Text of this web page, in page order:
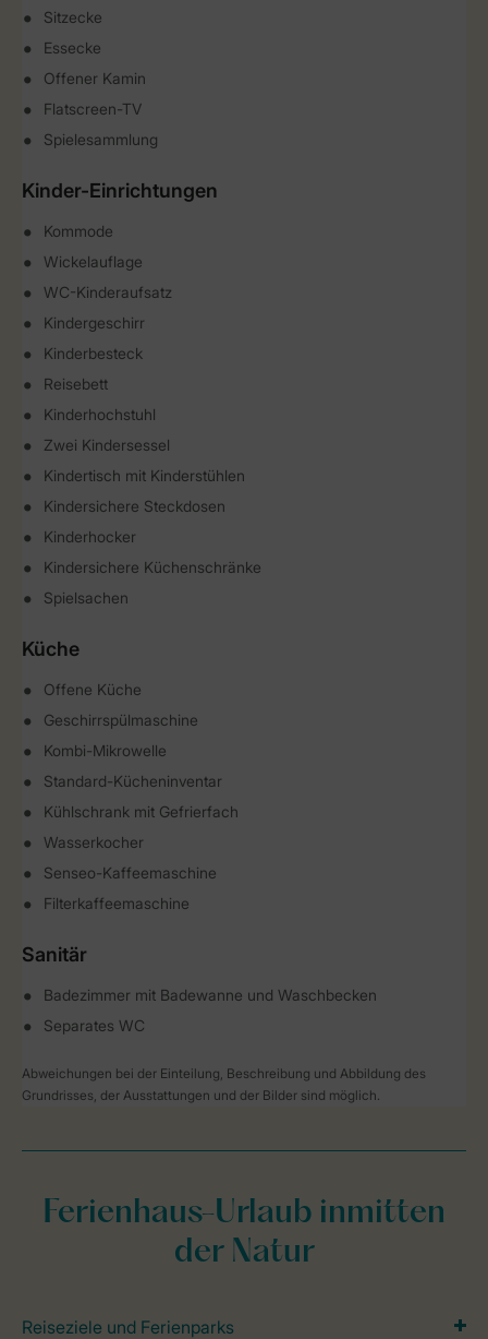
Sitzecke
Essecke
Offener Kamin
Flatscreen-TV
Spielesammlung
Kinder-Einrichtungen
Kommode
Wickelauflage
WC-Kinderaufsatz
Kindergeschirr
Kinderbesteck
Reisebett
Kinderhochstuhl
Zwei Kindersessel
Kindertisch mit Kinderstühlen
Kindersichere Steckdosen
Kinderhocker
Kindersichere Küchenschränke
Spielsachen
Küche
Offene Küche
Geschirrspülmaschine
Kombi-Mikrowelle
Standard-Kücheninventar
Kühlschrank mit Gefrierfach
Wasserkocher
Senseo-Kaffeemaschine
Filterkaffeemaschine
Sanitär
Badezimmer mit Badewanne und Waschbecken
Separates WC
Abweichungen bei der Einteilung, Beschreibung und Abbildung des
Grundrisses, der Ausstattungen und der Bilder sind möglich.
Ferienhaus-Urlaub inmitten
der Natur
Reiseziele und Ferienparks